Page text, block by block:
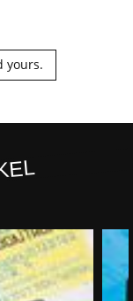
yours.